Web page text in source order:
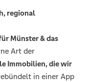
regional
Münster & das
Art der
Immobilien, die wir
in einer App